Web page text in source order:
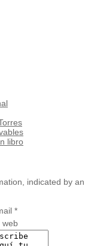
libro
indicated by an
*
web